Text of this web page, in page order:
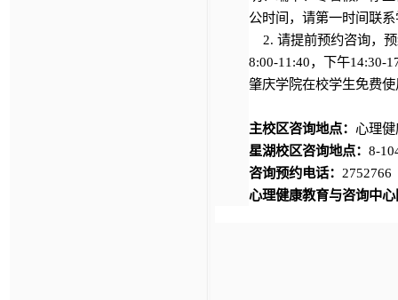
公时间，请第一时间联
2. 请提前预约咨询，预
8:00-11:40，下午14:30-
肇庆学院在校学生免费
主校区咨询地点： 心理
星湖校区咨询地点： 8-
咨询预约电话： 2752766
心理健康教育与咨询中